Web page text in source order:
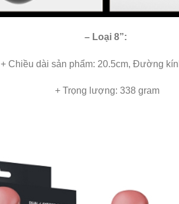
– Loại 8”:
+ Chiều dài sản phẩm: 20.5cm, Đường
+ Trọng lượng: 338 gram